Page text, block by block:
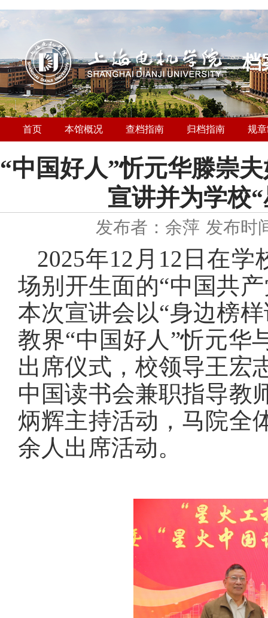
档
首页 本馆概况 查档指南 归档指南 规
“中国好人”忻元华滕崇
宣讲并为学校
发布者：余萍 发布时
2025年12 月 12 日在学
场别开生面的“中国共
本次宣讲会以“身边榜
教界“中国好人”忻元华
出席仪式，校领导王宏
中国读书会兼职指导教
炳辉主持活动，马院全
余人出席活动。